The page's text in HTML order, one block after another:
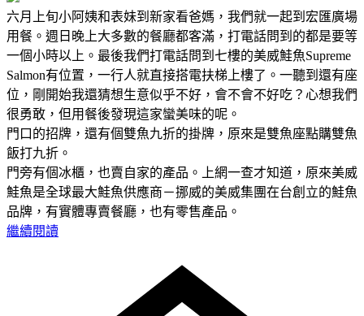
六月上旬小阿姨和表妹到新家看爸媽，我們就一起到宏匯廣場
用餐。週日晚上大多數的餐廳都客滿，打電話問到的都是要等
一個小時以上。最後我們打電話問到七樓的美威鮭魚Supreme
Salmon有位置，一行人就直接搭電扶梯上樓了。一聽到還有座
位，剛開始我還猜想生意似乎不好，會不會不好吃？心想我們
很勇敢，但用餐後發現這家蠻美味的呢。
門口的招牌，還有個雙魚九折的掛牌，原來是雙魚座點購雙魚
飯打九折。
門旁有個冰櫃，也賣自家的產品。上網一查才知道，原來美威
鮭魚是全球最大鮭魚供應商－挪威的美威集團在台創立的鮭魚
品牌，有實體專賣餐廳，也有零售產品。
繼續閱讀